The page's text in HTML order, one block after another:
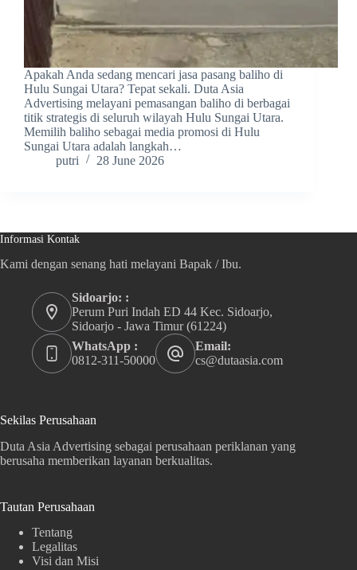
Apakah Anda sedang mencari jasa pasang baliho di
Hulu Sungai Utara? Tepat sekali. Duta Asia
Advertising melayani pemasangan baliho di berbagai
titik strategis di seluruh wilayah Hulu Sungai Utara.
Memilih baliho sebagai media promosi di Hulu
Sungai Utara adalah langkah…
putri
28 June 2026
Informasi Kontak
Kami dengan senang hati melayani Bapak / Ibu.
Sidoarjo: :
Perum Puri Indah ED 44 Kec. Sidoarjo,
Sidoarjo - Jawa Timur (61224)
WhatsApp :
0812-311-50000
Email:
cs@dutaasia.com
Sekilas Perusahaan
Duta Asia Advertising sebagai perusahaan periklanan yang
berusaha memberikan layanan berkualitas.
Tautan Perusahaan
Tentang
Legalitas
Visi dan Misi